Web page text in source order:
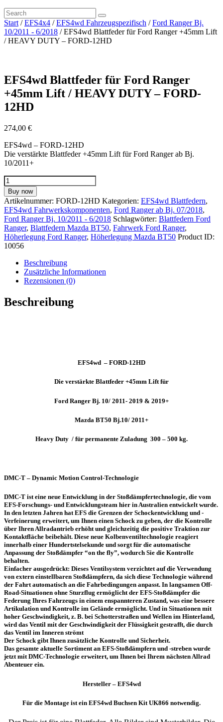
Start /EFS4x4 /EFS4wd Fahrzeugspezifisch /Ford Ranger Bj.
10/2011 - 6/2018 / EFS4wd Blattfeder für Ford Ranger +45mm Lift
/ HEAVY DUTY – FORD-12HD
EFS4wd Blattfeder für Ford Ranger
+45mm Lift / HEAVY DUTY – FORD-
12HD
274,00 €
EFS4wd – FORD-12HD
Die verstärkte Blattfeder +45mm Lift für Ford Ranger ab Bj.
10/2011+
EFS4wd
Blattfeder
für
Ford
Ranger
+45mm
Lift
/
HEAVY
DUTY
FORD-
Menge
Buy now
Artikelnummer: FORD-12HD Kategorien: EFS4wd Blattfedern,
EFS4wd Fahrwerkskomponenten, Ford Ranger ab Bj. 07/2018,
Ford Ranger Bj. 10/2011 - 6/2018 Schlagwörter: Blattfedern Ford
Ranger, Blattfedern Mazda BT50, Fahrwerk Ford Ranger,
Höherlegung Ford Ranger, Höherlegung Mazda BT50 Product ID:
10056
Beschreibung
Zusätzliche Informationen
Rezensionen (0)
Beschreibung
EFS4wd – FORD-12HD
Die verstärkte Blattfeder +45mm Lift für
Ford Ranger Bj. 10/ 2011- 2019 & 2019+
Mazda BT50 Bj.10/ 2011+
Heavy Duty / für permanente Zuladung 300 – 500 kg.
DMC-T – Dynamic Motion Control-Technologie
DMC-T ist eine neue Entwicklung in der Stoßdämpfertechnologie, die vom
EFS-Forschungs- und Entwicklungsteam hier in Australien entwickelt wurde.
In den letzten Jahren hat EFS die Grenzen der Schockentwicklung und -
Verfeinerung erweitert, um Ihnen einen Schock zu geben, der die Kontrolle
über Ihren Allradantrieb erhöht und gleichzeitig die positive Traktion zur
Kontaktfläche beibehält. Diese neue Kolbenventiltechnologie reagiert
innerhalb einer Hundertstelsekunde und sorgt für die automatische
Anpassung der Stoßdämpfer “on the fly”, wodurch Sie die Kontrolle
behalten.
Einfacher ausgedrückt: Dieses Ventilsystem verzichtet auf die Verwendung
von extern einstellbaren Stoßdämpfern, da sich diese Technologie während
der Fahrt automatisch an die Fahrbedingungen anpasst. In langsamen Off-
Road-Situationen ohne Sturzflug ermöglicht der EFS-Stoßdämpfer die
Federung Ihres Fahrzeugs in einem enspannteren Zustand, was eine bessere
Artikulation und Kontrolle im Gelände ermöglicht. Und in Situationen mit
hoher Geschwindigkeit, z. B. bei Schotterstraßen und Wellen im Hinterland,
wird das Ventil mit der Geschwindigkeit der Flüssigkeit gestrafft, die durch
das Ventil im Inneren strömt
Der Schock gibt Ihnen zusätzliche Kontrolle und Sicherheit.
Das gesamte aktuelle Sortiment an EFS-Stoßdämpfern und -streben wurde
jetzt mit DMC-Technologie erweitert, um Ihnen bei Ihrem nächsten Allrad
Abenteuer ein.
Hersteller – EFS4wd
Für die Montage ist ein EFS4wd Buchsen Kit UK866 notwendig.